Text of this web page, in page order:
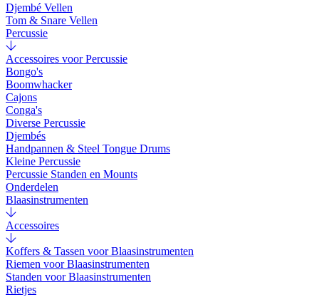
Djembé Vellen
Tom & Snare Vellen
Percussie
Accessoires voor Percussie
Bongo's
Boomwhacker
Cajons
Conga's
Diverse Percussie
Djembés
Handpannen & Steel Tongue Drums
Kleine Percussie
Percussie Standen en Mounts
Onderdelen
Blaasinstrumenten
Accessoires
Koffers & Tassen voor Blaasinstrumenten
Riemen voor Blaasinstrumenten
Standen voor Blaasinstrumenten
Rietjes